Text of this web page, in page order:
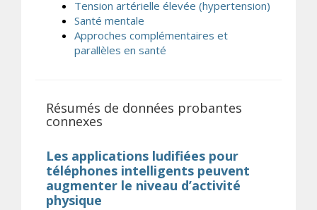
Tension artérielle élevée (hypertension)
Santé mentale
Approches complémentaires et
parallèles en santé
Résumés de données probantes
connexes
Les applications ludifiées pour
téléphones intelligents peuvent
augmenter le niveau d’activité
physique